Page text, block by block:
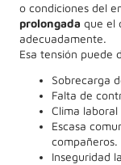
o condiciones del
prolongada que el
adecuadamente.
Esa tensión puede
Sobrecarga
Falta de
Clima
Escasa
compañeros.
Inseguridad